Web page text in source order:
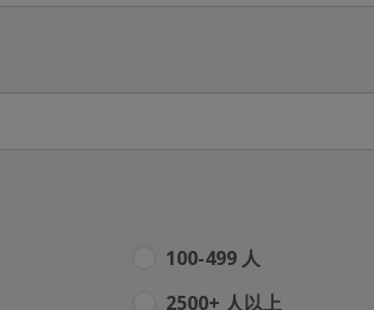
100-499 人
2500+ 人以上